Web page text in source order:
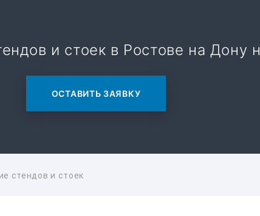
и стоек в Ростове на Дону
ОСТАВИТЬ ЗАЯВКУ
стендов и стоек